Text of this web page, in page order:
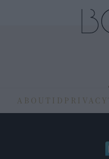
ABOUT ID PRIVACY